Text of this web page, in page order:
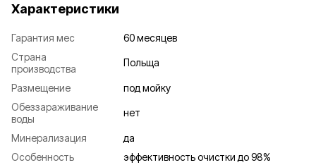
Характеристики
Гарантия мес
60 месяцев
Страна
производства
Польща
Размещение
под мойку
Обеззараживание
воды
нет
Минерализация
да
Особенность
эффективность очистки до 98%